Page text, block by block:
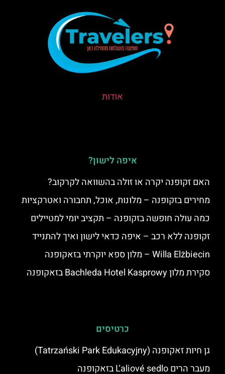
אודות
איפה לישון?
האם זקופנה יקרה או זולה בהשוואה לקרקוב?
מחירים בזקופנה – מלונות, אוכל, תחבורה ואטרקציות
כמה עולה חופשה בזקופנה – תקציב יומי למטיילים
זקופנה ללא רכב – איפה כדאי לישון ואיך להתנייד
Willa Elżbiecin – מלון ספא יוקרתי בזאקופנה
סקירת מלון Bachleda Hotel Kasprowy בזאקופנה
כרטיסים
גן חיות זאקופנה (Tatrzański Park Edukacyjny)
מעבר הרים Ľaliové sedlo בזאקופנה